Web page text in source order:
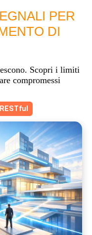
PER
DI
Scopri i limiti
compromessi